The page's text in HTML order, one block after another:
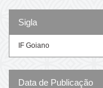
Sigla
IF Goiano
Data de Publicação